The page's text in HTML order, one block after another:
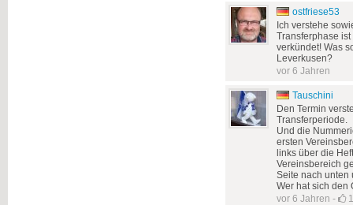
ostfriese53
Ich verstehe
Transferphase
verkündet! Was
Leverkusen?
vor 6 Jahren
Tauschini
Den Termin
Transferperiode.
Und die
ersten
links über die
Vereinsbereich
Seite nach unten
Wer hat sich den
vor 6 Jahren - 1